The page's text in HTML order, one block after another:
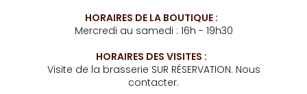
HORAIRES DE LA BOUTIQUE :
Mercredi au samedi : 16h - 19h30
HORAIRES DES VISITES :
Visite de la brasserie SUR RÉSERVATION. Nous
contacter.